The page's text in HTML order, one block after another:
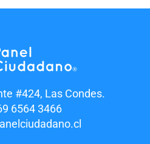
#424, Las Condes.
6564 3466